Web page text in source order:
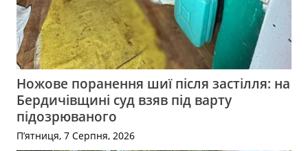
Ножове поранення шиї після застілля: на
Бердичівщині суд взяв під варту
підозрюваного
П’ятниця, 7 Серпня, 2026